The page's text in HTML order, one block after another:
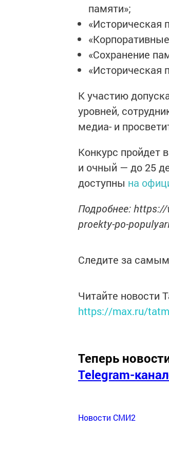
памяти»;
«Историческая
«Сохранение
«Историческая
К участию
уровней,
медиа- и
Конкурс пройдет
и очный — до 25
доступны на
Подробнее:
proekty-po-
Следите за
Читайте новости
https://max.ru/
Теперь
Telegram-
Новости СМИ2